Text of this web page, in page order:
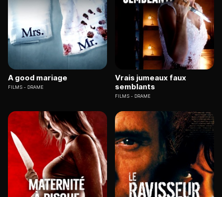
A good mariage
FILMS DRAME
Vrais jumeaux faux
semblants
FILMS DRAME